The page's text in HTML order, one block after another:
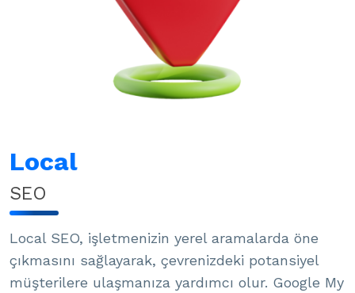
Local
SEO
Local SEO, işletmenizin yerel aramalarda öne
çıkmasını sağlayarak, çevrenizdeki potansiyel
müşterilere ulaşmanıza yardımcı olur. Google My